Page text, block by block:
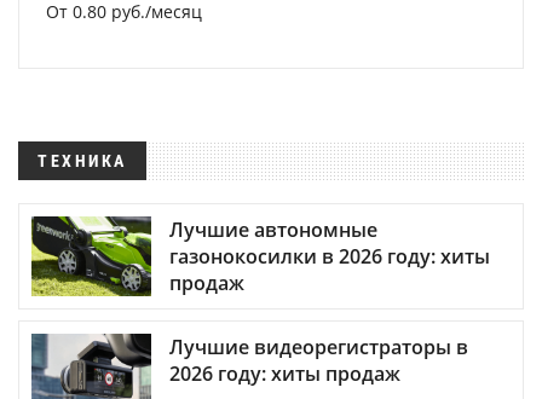
От 0.80 руб./месяц
ТЕХНИКА
Лучшие автономные
газонокосилки в 2026 году: хиты
продаж
Лучшие видеорегистраторы в
2026 году: хиты продаж